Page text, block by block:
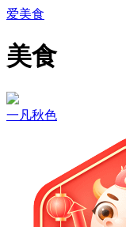
爱美食
美食
一凡秋色